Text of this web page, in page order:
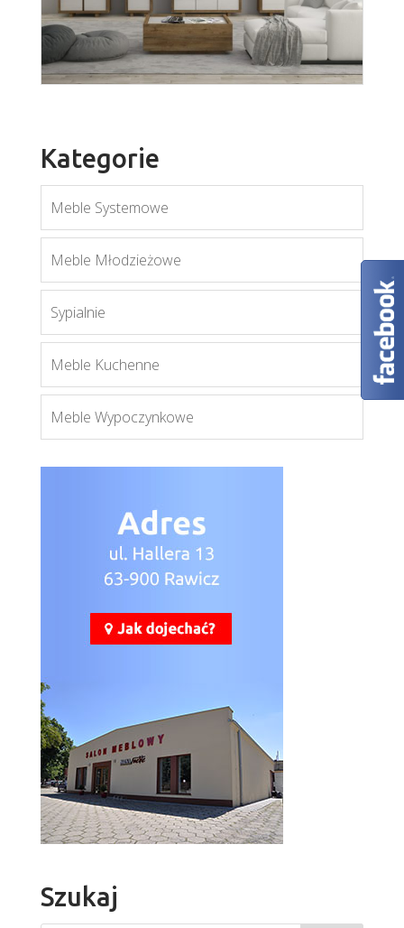
Aspen
Więcej
Kategorie
Meble Systemowe
Meble Młodzieżowe
Sypialnie
Meble Kuchenne
Meble Wypoczynkowe
Szukaj